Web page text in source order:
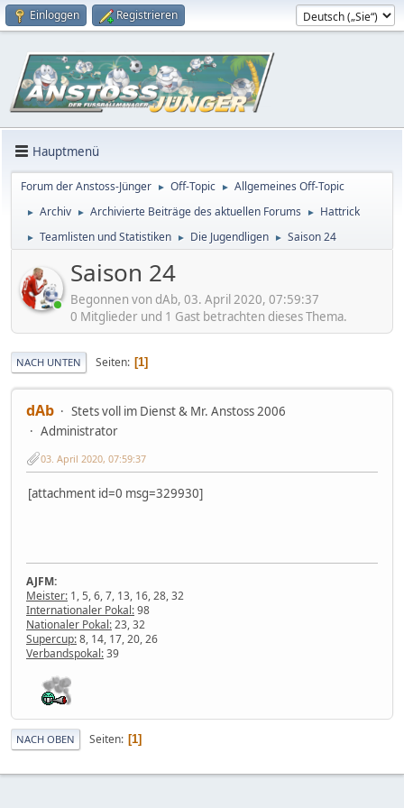
Einloggen Registrieren
Hauptmenü
Forum der Anstoss-Jünger ► Off-Topic ► Allgemeines Off-Topic
► Archiv ► Archivierte Beiträge des aktuellen Forums ► Hattrick
► Teamlisten und Statistiken ► Die Jugendligen ► Saison 24
Saison 24
Begonnen von dAb, 03. April 2020, 07:59:37
0 Mitglieder und 1 Gast betrachten dieses Thema.
NACH UNTEN Seiten 1
dAb
Stets voll im Dienst & Mr. Anstoss 2006
Administrator
03. April 2020, 07:59:37
[attachment id=0 msg=329930]
AJFM:
Meister: 1, 5, 6, 7, 13, 16, 28, 32
Internationaler Pokal:98
Nationaler Pokal:23, 32
Supercup:8, 14, 17, 20, 26
Verbandspokal:39
NACH OBEN Seiten 1